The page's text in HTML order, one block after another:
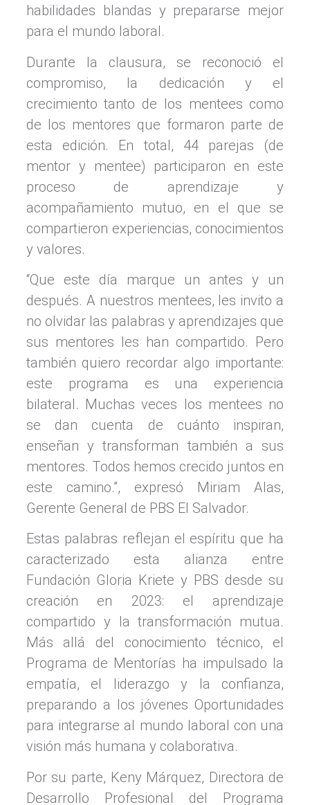
habilidades blandas y prepararse mejor
para el mundo laboral.
Durante la clausura, se reconoció el
compromiso, la dedicación y el
crecimiento tanto de los mentees como
de los mentores que formaron parte de
esta edición. En total, 44 parejas (de
mentor y mentee) participaron en este
proceso de aprendizaje y
acompañamiento mutuo, en el que se
compartieron experiencias, conocimientos
y valores.
“Que este día marque un antes y un
después. A nuestros mentees, les invito a
no olvidar las palabras y aprendizajes que
sus mentores les han compartido. Pero
también quiero recordar algo importante:
este programa es una experiencia
bilateral. Muchas veces los mentees no
se dan cuenta de cuánto inspiran,
enseñan y transforman también a sus
mentores. Todos hemos crecido juntos en
este camino.”, expresó Miriam Alas,
Gerente General de PBS El Salvador.
Estas palabras reflejan el espíritu que ha
caracterizado esta alianza entre
Fundación Gloria Kriete y PBS desde su
creación en 2023: el aprendizaje
compartido y la transformación mutua.
Más allá del conocimiento técnico, el
Programa de Mentorías ha impulsado la
empatía, el liderazgo y la confianza,
preparando a los jóvenes Oportunidades
para integrarse al mundo laboral con una
visión más humana y colaborativa.
Por su parte, Keny Márquez, Directora de
Desarrollo Profesional del Programa